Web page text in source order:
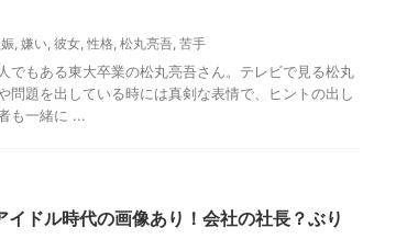
, 嫌い, 彼女, 性格, 松丸亮吾, 苦手
でもある東大卒業の松丸亮吾さん。テレビで見る松丸
問題を出している時には真剣な表情で、ヒントの出し
も一緒に ...
ドル時代の画像あり！会社の社長？ぶり